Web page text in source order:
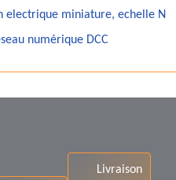
electrique miniature, echelle N
numérique DCC
Livraison